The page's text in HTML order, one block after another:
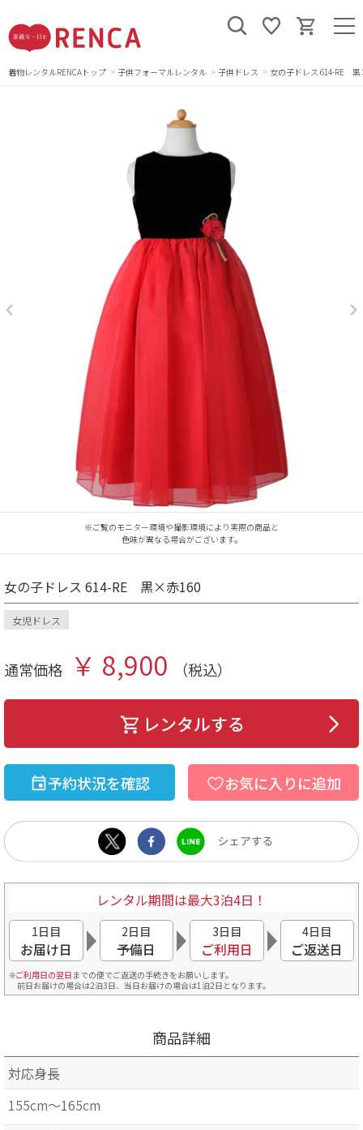
着物レンタルRENCAトップ 子供フォーマルレンタル 子供ドレス 女の子ドレス 614-RE
※ご覧のモニター環境や撮影環境により実際の商品と
色味が異なる場合がございます。
女の子ドレス 614-RE 黒×赤160
女児ドレス
通常価格 ￥ 8,900 （税込）
レンタルする
予約状況を確認 お気に入りに追加
レンタル期間は最大3泊4日！
1日目
お届け日
2日目
予備日
3日目
ご利用日
4日目
ご返送日
ご利用日の翌日 までの便でご返送の手続きをお願いします。
前日お届けの場合は2泊3日、当日お届けの場合は1泊2日となります。
商品詳細
対応身長
155cm～165cm